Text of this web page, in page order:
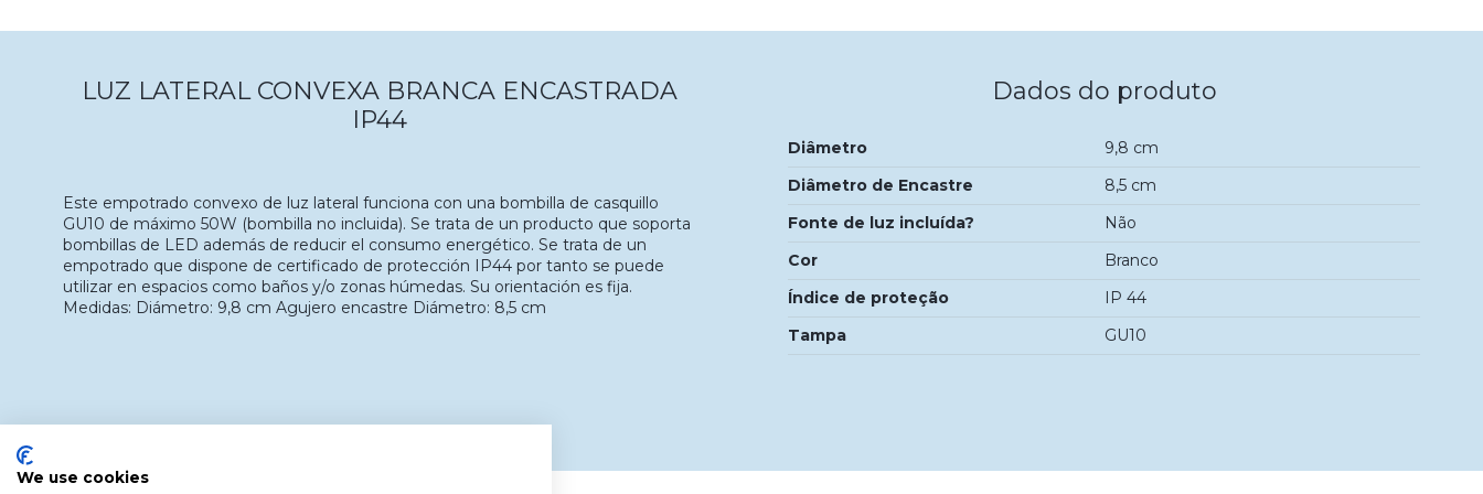
LUZ LATERAL CONVEXA BRANCA ENCASTRADA
IP44
Este empotrado convexo de luz lateral funciona con una bombilla de casquillo
GU10 de máximo 50W (bombilla no incluida). Se trata de un producto que soporta
bombillas de LED además de reducir el consumo energético. Se trata de un
empotrado que dispone de certificado de protección IP44 por tanto se puede
utilizar en espacios como baños y/o zonas húmedas. Su orientación es fija.
Medidas: Diámetro: 9,8 cm Agujero encastre Diámetro: 8,5 cm
Dados do produto
Diâmetro
9,8 cm
Diâmetro de Encastre
8,5 cm
Fonte de luz incluída?
Não
Cor
Branco
Índice de proteção
IP 44
Tampa
GU10
We use cookies